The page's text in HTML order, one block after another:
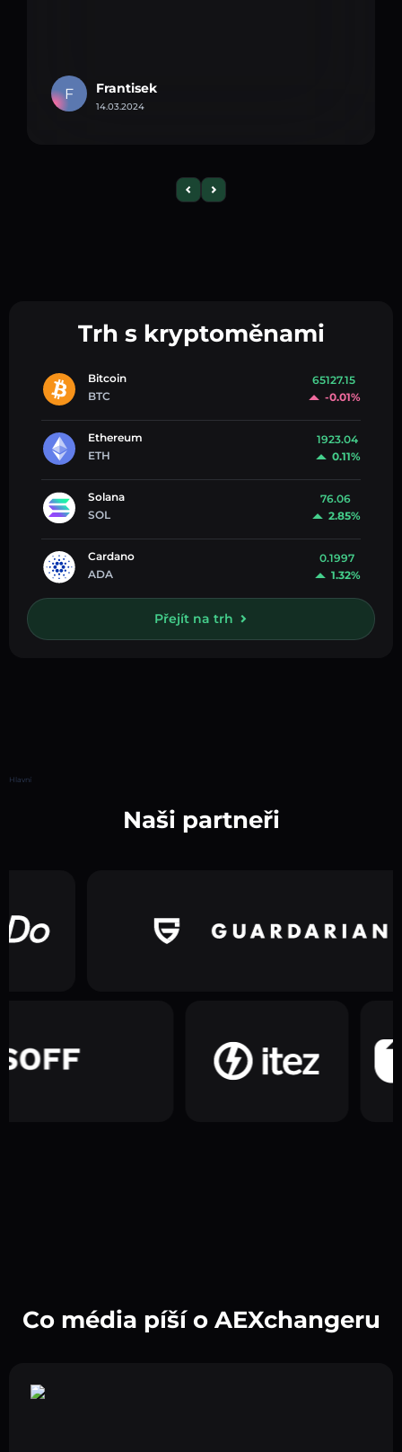
F Frantisek
14.03.2024
Trh s kryptoměnami
Bitcoin
BTC
65127.15
-0.01%
Ethereum
ETH
1923.04
0.11%
Solana
SOL
76.06
2.85%
Cardano
ADA
0.1997
1.32%
Přejít na trh
Hlavní
Naši partneři
Co média píší o AEXchangeru